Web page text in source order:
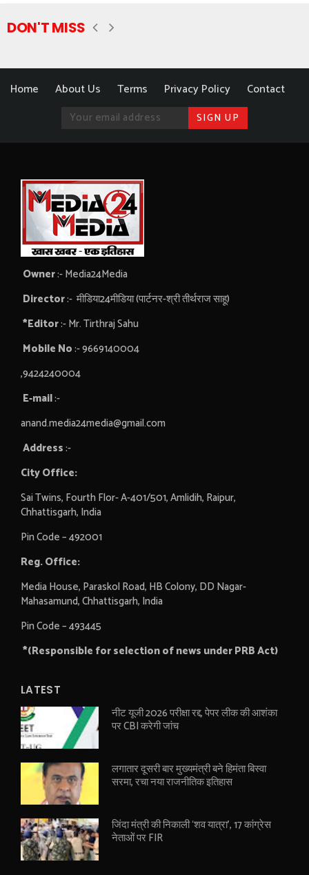
DON'T MISS
Home About Us Terms Privacy Policy Contact
Owner:- Media24Media
Director:- मीडिया24मीडिया (पार्टनर-श्री तीर्थराज साहू)
*Editor:- Mr. Tirthraj Sahu
Mobile No:- 9669140004
,9424240004
E-mail:-
anand.media24media@gmail.com
Address:-
City Office:
Sai Twins, Fourth Flor- A-401/501, Amlidih, Raipur,
Chhattisgarh, India
Pin Code – 492001
Reg. Office:
Media House, Paraskol Road, HB Colony, DD Nagar-
Mahasamund, Chhattisgarh, India
Pin Code – 493445
*(Responsible for selection of news under PRB Act)
LATEST
नीट यूजी 2026 परीक्षा रद्द, पेपर लीक की आशंका
पर CBI करेगी जांच
लगातार दूसरी बार मुख्यमंत्री बने हिमंता बिस्वा
सरमा, रचा नया राजनीतिक इतिहास
जिंदा मंत्री की निकाली ‘शव यात्रा’, 17 कांग्रेस
नेताओं पर FIR